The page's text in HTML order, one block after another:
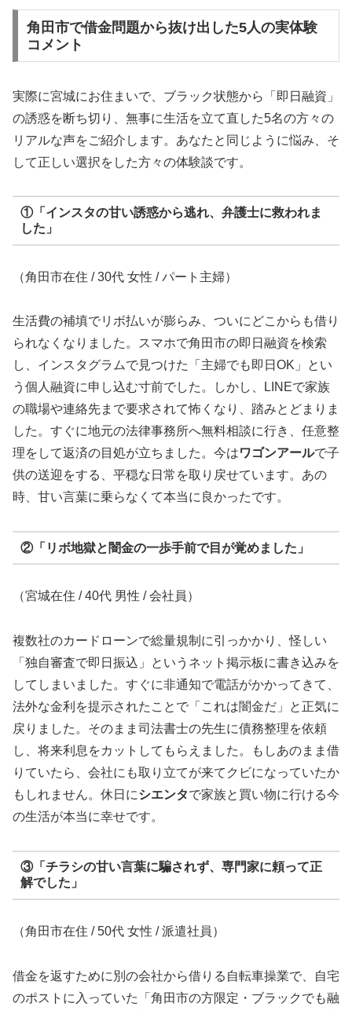
角田市で借金問題から抜け出した5人の実体験
コメント
実際に宮城にお住まいで、ブラック状態から「即日融資」
の誘惑を断ち切り、無事に生活を立て直した5名の方々の
リアルな声をご紹介します。あなたと同じように悩み、そ
して正しい選択をした方々の体験談です。
①「インスタの甘い誘惑から逃れ、弁護士に救われま
した」
（角田市在住 / 30代 女性 / パート主婦）
生活費の補填でリボ払いが膨らみ、ついにどこからも借り
られなくなりました。スマホで角田市の即日融資を検索
し、インスタグラムで見つけた「主婦でも即日OK」とい
う個人融資に申し込む寸前でした。しかし、LINEで家族
の職場や連絡先まで要求されて怖くなり、踏みとどまりま
した。すぐに地元の法律事務所へ無料相談に行き、任意整
理をして返済の目処が立ちました。今はワゴンアールで子
供の送迎をする、平穏な日常を取り戻せています。あの
時、甘い言葉に乗らなくて本当に良かったです。
②「リボ地獄と闇金の一歩手前で目が覚めました」
（宮城在住 / 40代 男性 / 会社員）
複数社のカードローンで総量規制に引っかかり、怪しい
「独自審査で即日振込」というネット掲示板に書き込みを
してしまいました。すぐに非通知で電話がかかってきて、
法外な金利を提示されたことで「これは闇金だ」と正気に
戻りました。そのまま司法書士の先生に債務整理を依頼
し、将来利息をカットしてもらえました。もしあのまま借
りていたら、会社にも取り立てが来てクビになっていたか
もしれません。休日にシエンタで家族と買い物に行ける今
の生活が本当に幸せです。
③「チラシの甘い言葉に騙されず、専門家に頼って正
解でした」
（角田市在住 / 50代 女性 / 派遣社員）
借金を返すために別の会社から借りる自転車操業で、自宅
のポストに入っていた「角田市の方限定・ブラックでも融